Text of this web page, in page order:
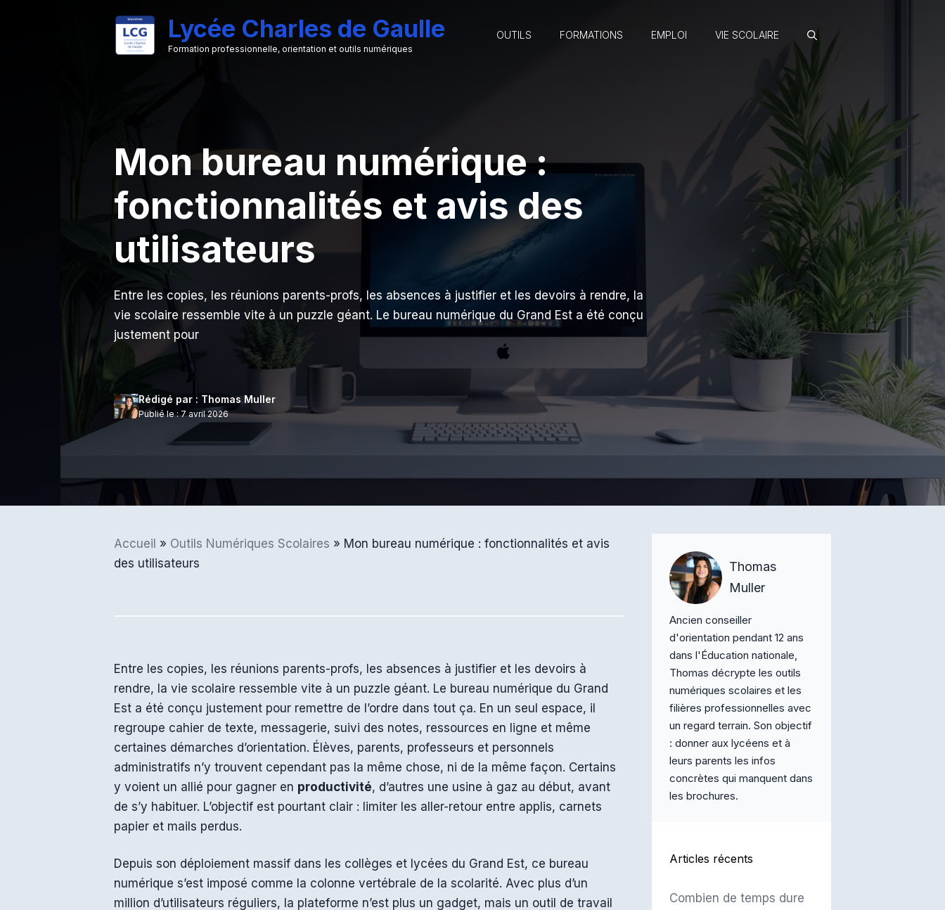
Lycée Charles de Gaulle
Formation professionnelle, orientation et outils numériques
OUTILS FORMATIONS EMPLOI VIE SCOLAIRE
Mon bureau numérique :
fonctionnalités et avis des
utilisateurs
Entre les copies, les réunions parents-profs, les absences à justifier et les devoirs à rendre, la
vie scolaire ressemble vite à un puzzle géant. Le bureau numérique du Grand Est a été conçu
justement pour
Rédigé par : Thomas Muller
Publié le : 7 avril 2026
Accueil » Outils Numériques Scolaires » Mon bureau numérique : fonctionnalités et avis
des utilisateurs
Entre les copies, les réunions parents-profs, les absences à justifier et les devoirs à
rendre, la vie scolaire ressemble vite à un puzzle géant. Le bureau numérique du Grand
Est a été conçu justement pour remettre de l’ordre dans tout ça. En un seul espace, il
regroupe cahier de texte, messagerie, suivi des notes, ressources en ligne et même
certaines démarches d’orientation. Élèves, parents, professeurs et personnels
administratifs n’y trouvent cependant pas la même chose, ni de la même façon. Certains
y voient un allié pour gagner en productivité, d’autres une usine à gaz au début, avant
de s’y habituer. L’objectif est pourtant clair : limiter les aller-retour entre applis, carnets
papier et mails perdus.
Depuis son déploiement massif dans les collèges et lycées du Grand Est, ce bureau
numérique s’est imposé comme la colonne vertébrale de la scolarité. Avec plus d’un
million d’utilisateurs réguliers, la plateforme n’est plus un gadget, mais un outil de travail
Thomas
Muller
Ancien conseiller
d'orientation pendant 12 ans
dans l'Éducation nationale,
Thomas décrypte les outils
numériques scolaires et les
filières professionnelles avec
un regard terrain. Son objectif
: donner aux lycéens et à
leurs parents les infos
concrètes qui manquent dans
les brochures.
Articles récents
Combien de temps dure